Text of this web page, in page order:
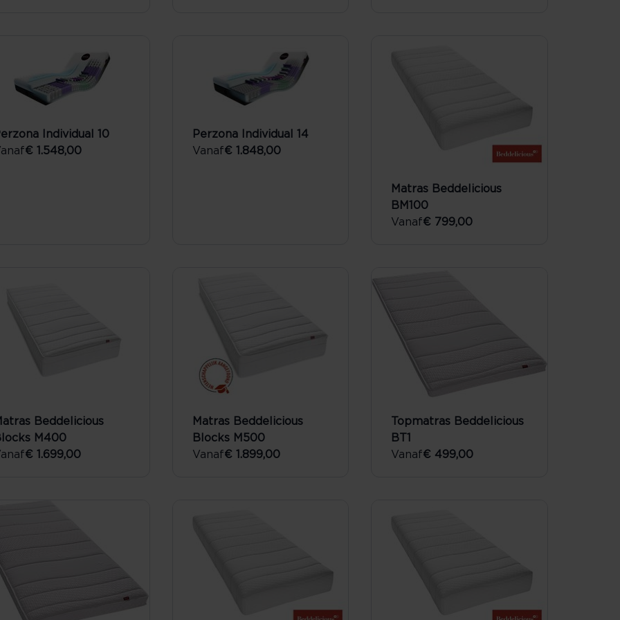
Individual 10
€ 1.548,00
Perzona Individual 14
Vanaf€ 1.848,00
Matras Beddelicious
BM100
Vanaf€ 799,00
Beddelicious
M400
€ 1.699,00
Matras Beddelicious
Blocks M500
Vanaf€ 1.899,00
Topmatras Beddelicious
BT1
Vanaf€ 499,00